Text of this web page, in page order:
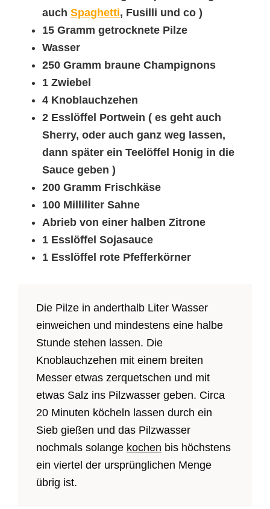
auch Spaghetti, Fusilli und co )
15 Gramm getrocknete Pilze
Wasser
250 Gramm braune Champignons
1 Zwiebel
4 Knoblauchzehen
2 Esslöffel Portwein ( es geht auch
Sherry, oder auch ganz weg lassen,
dann später ein Teelöffel Honig in die
Sauce geben )
200 Gramm Frischkäse
100 Milliliter Sahne
Abrieb von einer halben Zitrone
1 Esslöffel Sojasauce
1 Esslöffel rote Pfefferkörner
Die Pilze in anderthalb Liter Wasser
einweichen und mindestens eine halbe
Stunde stehen lassen. Die
Knoblauchzehen mit einem breiten
Messer etwas zerquetschen und mit
etwas Salz ins Pilzwasser geben. Circa
20 Minuten köcheln lassen durch ein
Sieb gießen und das Pilzwasser
nochmals solange kochen bis höchstens
ein viertel der ursprünglichen Menge
übrig ist.